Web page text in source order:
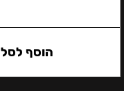
הוסף לסל